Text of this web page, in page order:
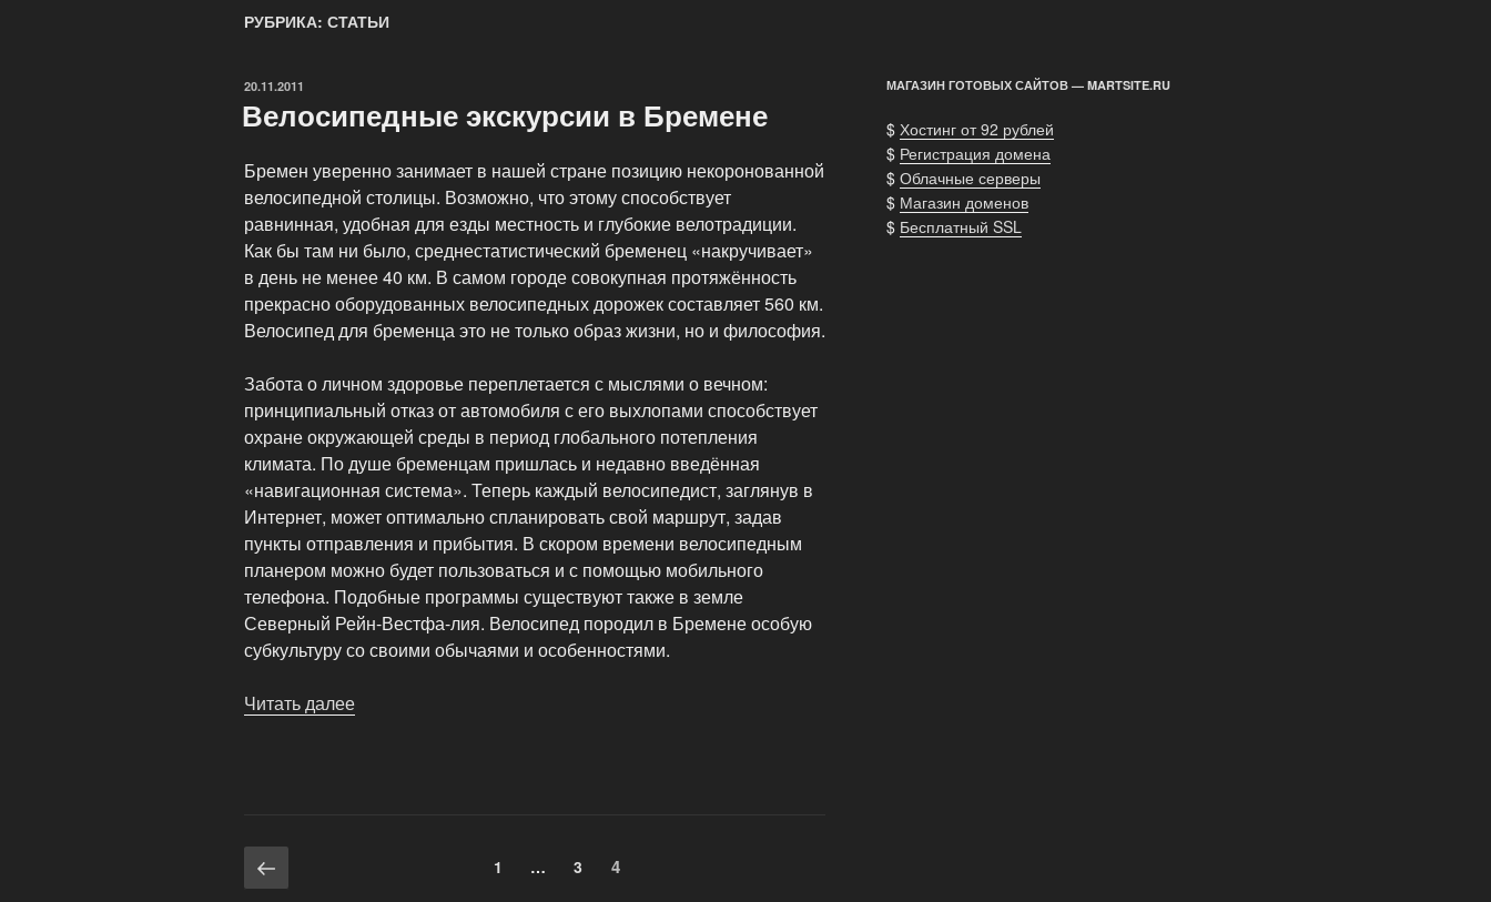
РУБРИКА: СТАТЬИ
ОПУБЛИКОВАНО
20.11.2011
Велосипедные экскурсии в Бремене
Бремен уверенно занимает в нашей стране позицию некоронованной
велосипедной столицы. Возможно, что этому способствует
равнинная, удобная для езды местность и глубокие велотрадиции.
Как бы там ни было, среднестатистический бременец «накручивает»
в день не менее 40 км. В самом городе совокупная протяжённость
прекрасно оборудованных велосипедных дорожек составляет 560 км.
Велосипед для бременца это не только образ жизни, но и философия.
Забота о личном здоровье переплетается с мыслями о вечном:
принципиальный отказ от автомобиля с его выхлопами способствует
охране окружающей среды в период глобального потепления
климата. По душе бременцам пришлась и недавно введённая
«навигационная система». Теперь каждый велосипедист, заглянув в
Интернет, может оптимально спланировать свой маршрут, задав
пункты отправления и прибытия. В скором времени велосипедным
планером можно будет пользоваться и с помощью мобильного
телефона. Подобные программы существуют также в земле
Северный Рейн-Вестфа-лия. Велосипед породил в Бремене особую
субкультуру со своими обычаями и особенностями.
Читать далее
Навигация
страница
Страница
1 … Страница
3 Страница
4
МАГАЗИН ГОТОВЫХ САЙТОВ — MARTSITE.RU
$ Хостинг от 92 рублей
$ Регистрация домена
$ Облачные серверы
$ Магазин доменов
$ Бесплатный SSL